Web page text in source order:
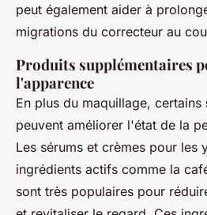
peut également aider à
migrations du correcteur au
Produits supplémentaires
l'apparence
En plus du maquillage, certains
peuvent améliorer l'état de la
Les sérums et crèmes pour les
ingrédients actifs comme la
sont très populaires pour